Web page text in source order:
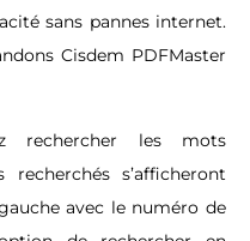
sans pannes internet.
Cisdem PDFMaster
rechercher les mots
s’afficheront
avec le numéro de